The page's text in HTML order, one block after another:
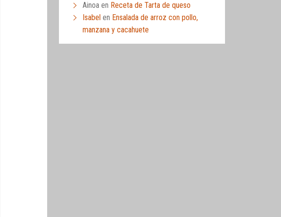
Ainoa en Receta de Tarta de queso
Isabel en Ensalada de arroz con pollo,
manzana y cacahuete